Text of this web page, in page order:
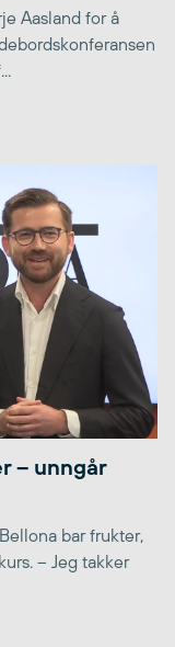
Aasland for å
– unngår
bar frukter,
– Jeg takker